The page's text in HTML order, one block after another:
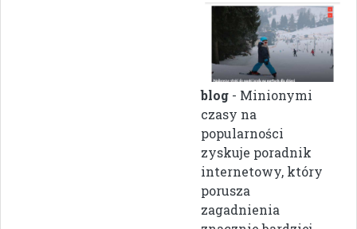
blog - Minionymi
czasy na
popularności
zyskuje poradnik
internetowy, który
porusza
zagadnienia